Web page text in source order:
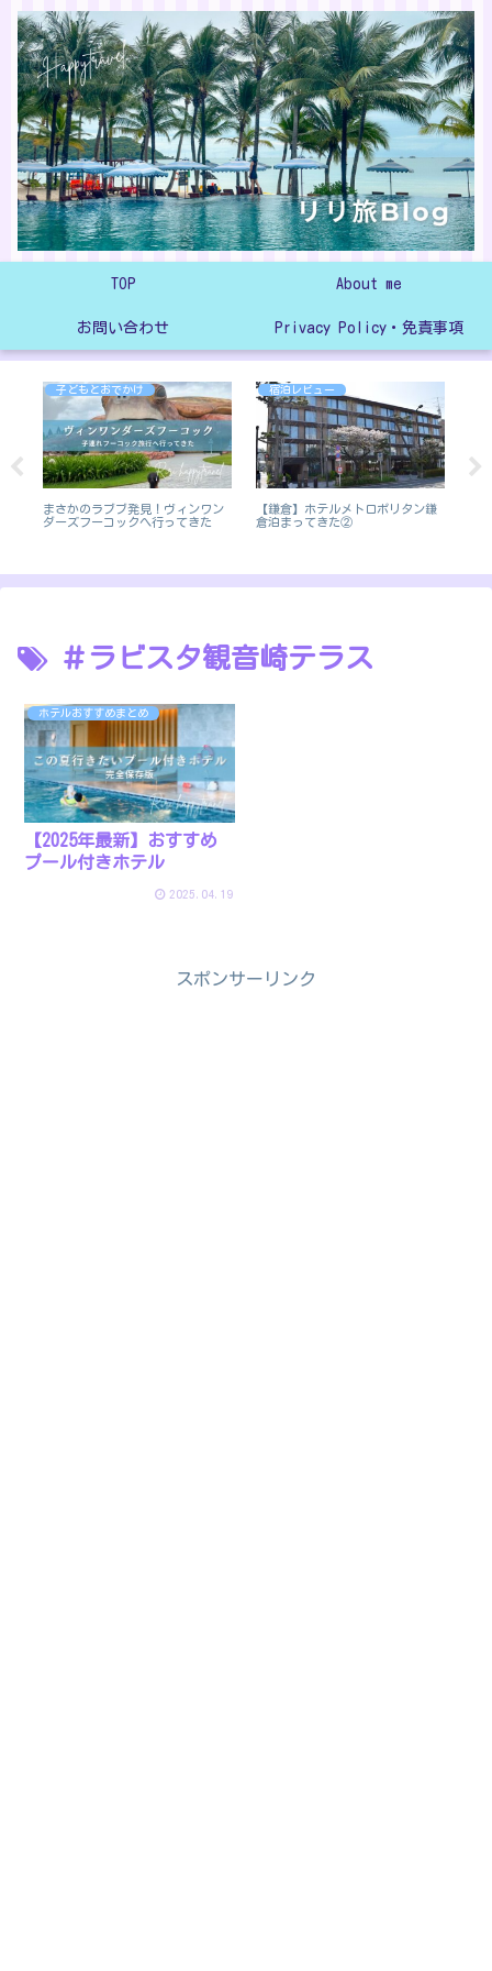
TOP About me
お問い合わせ Privacy Policy・免責事項
子どもとおでかけ
まさかのラブブ発見！ヴィンワン
ダーズフーコックへ行ってきた
宿泊レビュー
【鎌倉】ホテルメトロポリタン鎌
倉泊まってきた②
＃ラビスタ観音崎テラス
ホテルおすすめまとめ
【2025年最新】おすすめ
プール付きホテル
2025.04.19
スポンサーリンク